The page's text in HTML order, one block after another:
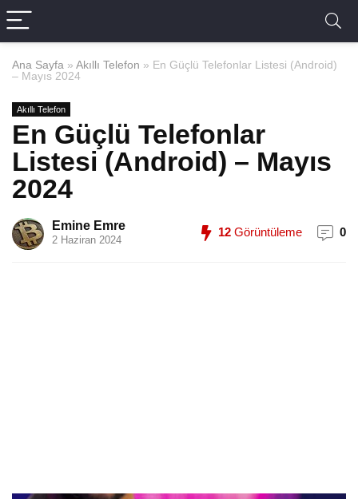
Ana Sayfa » Akıllı Telefon » En Güçlü Telefonlar Listesi (Android)
– Mayıs 2024
Akıllı Telefon
En Güçlü Telefonlar
Listesi (Android) – Mayıs
2024
Emine Emre
2 Haziran 2024
12 Görüntüleme 0